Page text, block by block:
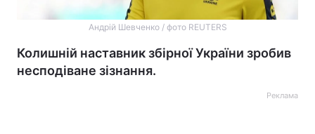
Андрій Шевченко / фото REUTERS
Колишній наставник збірної України зробив
несподіване зізнання.
Реклама